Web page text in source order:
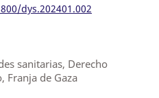
dys.202401.002
sanitarias, Derecho
Franja de Gaza